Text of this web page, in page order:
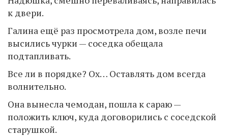
к двери.
Галина ещё раз просмотрела дом, возле печи
высились чурки — соседка обещала
подтапливать.
Все ли в порядке? Ох… Оставлять дом всегда
волнительно.
Она вынесла чемодан, пошла к сараю —
положить ключ, куда договорились с соседской
старушкой.